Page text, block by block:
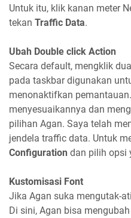
Untuk itu, klik kanan meter
tekan Traffic Data.
Ubah Double click Action
Secara default, mengklik
pada taskbar digunakan
menonaktifkan
menyesuaikannya dan
pilihan Agan. Saya telah
jendela traffic data. Untuk
Configuration dan pilih opsi
Kustomisasi Font
Jika Agan suka mengutak-
Di sini, Agan bisa